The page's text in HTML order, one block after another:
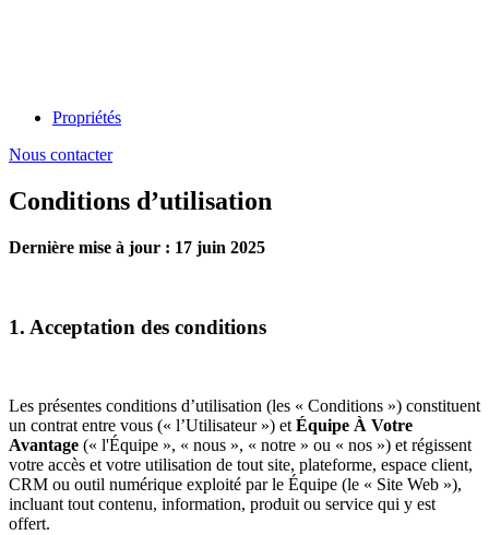
Propriétés
Nous contacter
Conditions d’utilisation
Dernière mise à jour : 17 juin 2025
1. Acceptation des conditions
Les présentes conditions d’utilisation (les « Conditions ») constituent
un contrat entre vous (« l’Utilisateur ») et Équipe À Votre
Avantage (« l'Équipe », « nous », « notre » ou « nos ») et régissent
votre accès et votre utilisation de tout site, plateforme, espace client,
CRM ou outil numérique exploité par le Équipe (le « Site Web »),
incluant tout contenu, information, produit ou service qui y est
offert.